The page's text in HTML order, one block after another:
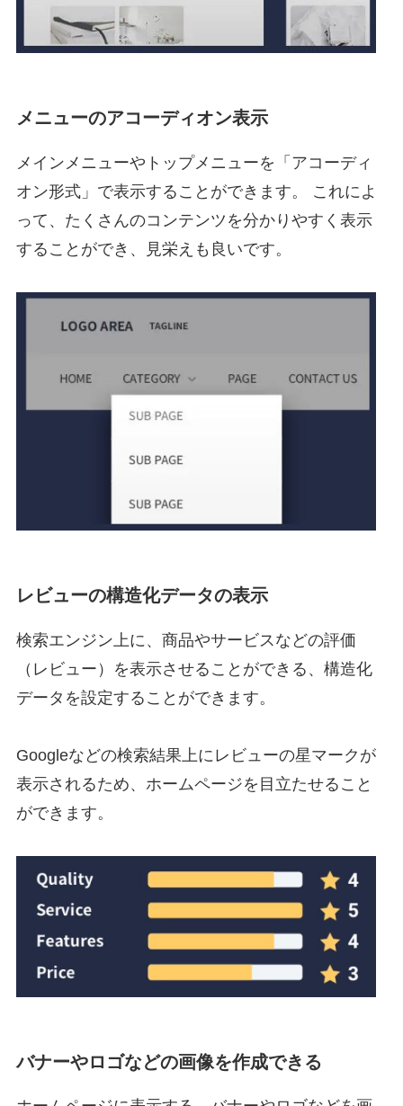
メニューのアコーディオン表示
メインメニューやトップメニューを「アコーディ
オン形式」で表示することができます。 これによ
って、たくさんのコンテンツを分かりやすく表示
することができ、見栄えも良いです。
レビューの構造化データの表示
検索エンジン上に、商品やサービスなどの評価
（レビュー）を表示させることができる、構造化
データを設定することができます。
Googleなどの検索結果上にレビューの星マークが
表示されるため、ホームページを目立たせること
ができます。
バナーやロゴなどの画像を作成できる